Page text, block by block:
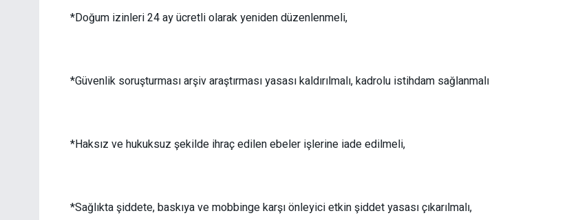
*Doğum izinleri 24 ay ücretli olarak yeniden düzenlenmeli,
*Güvenlik soruşturması arşiv araştırması yasası kaldırılmalı, kadrolu istihdam sağlanmalı
*Haksız ve hukuksuz şekilde ihraç edilen ebeler işlerine iade edilmeli,
*Sağlıkta şiddete, baskıya ve mobbinge karşı önleyici etkin şiddet yasası çıkarılmalı,